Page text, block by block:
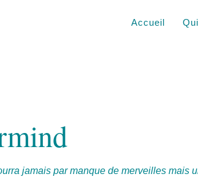
Accueil
jamais par manque de merveilles mais